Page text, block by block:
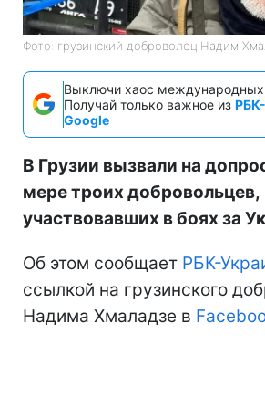
Фото: грузинский доброволец Надим
Выключи хаос международных
Получай только важное из
Google
В Грузии вызвали на
мере троих добровольцев,
участвовавших в боях за
Об этом сообщает РБК-
ссылкой на грузинского
Надима Хмаладзе в